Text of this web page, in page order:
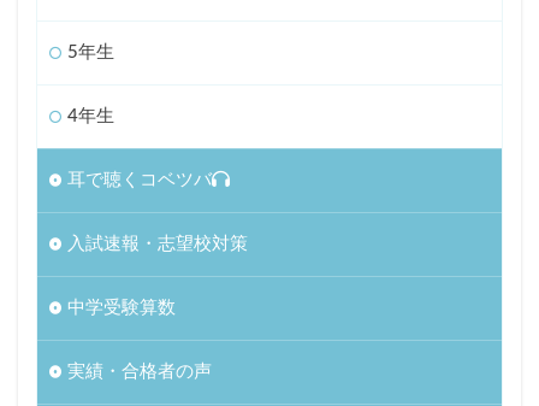
5年生
4年生
耳で聴くコベツバ
入試速報・志望校対策
中学受験算数
実績・合格者の声